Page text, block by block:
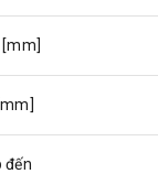
đến